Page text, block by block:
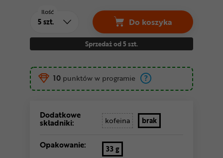
Ilość
Do koszyka
Żel energetyczny
Sprzedaż od 5 szt.
10 punktów w programie
Dodatkowe
składniki: kofeina brak
Opakowanie: 33 g